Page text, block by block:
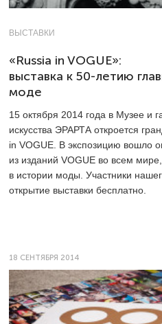
ВЫСТАВКИ
«Russia in VOGUE»:
выставка к 50-летию
моде
15 октября 2014 года в Музее и
искусства ЭРАРТА откроется
in VOGUE. В экспозицию вошло
из изданий VOGUE во всем
в истории моды. Участники
открытие выставки бесплатно.
18 СЕНТЯБРЯ 2014